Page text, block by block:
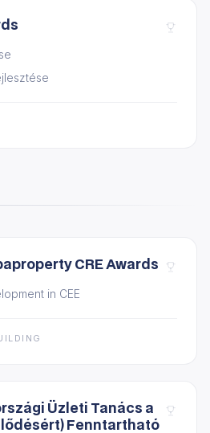
CRE Awards
in CEE
Üzleti Tanács a
Fenntartható